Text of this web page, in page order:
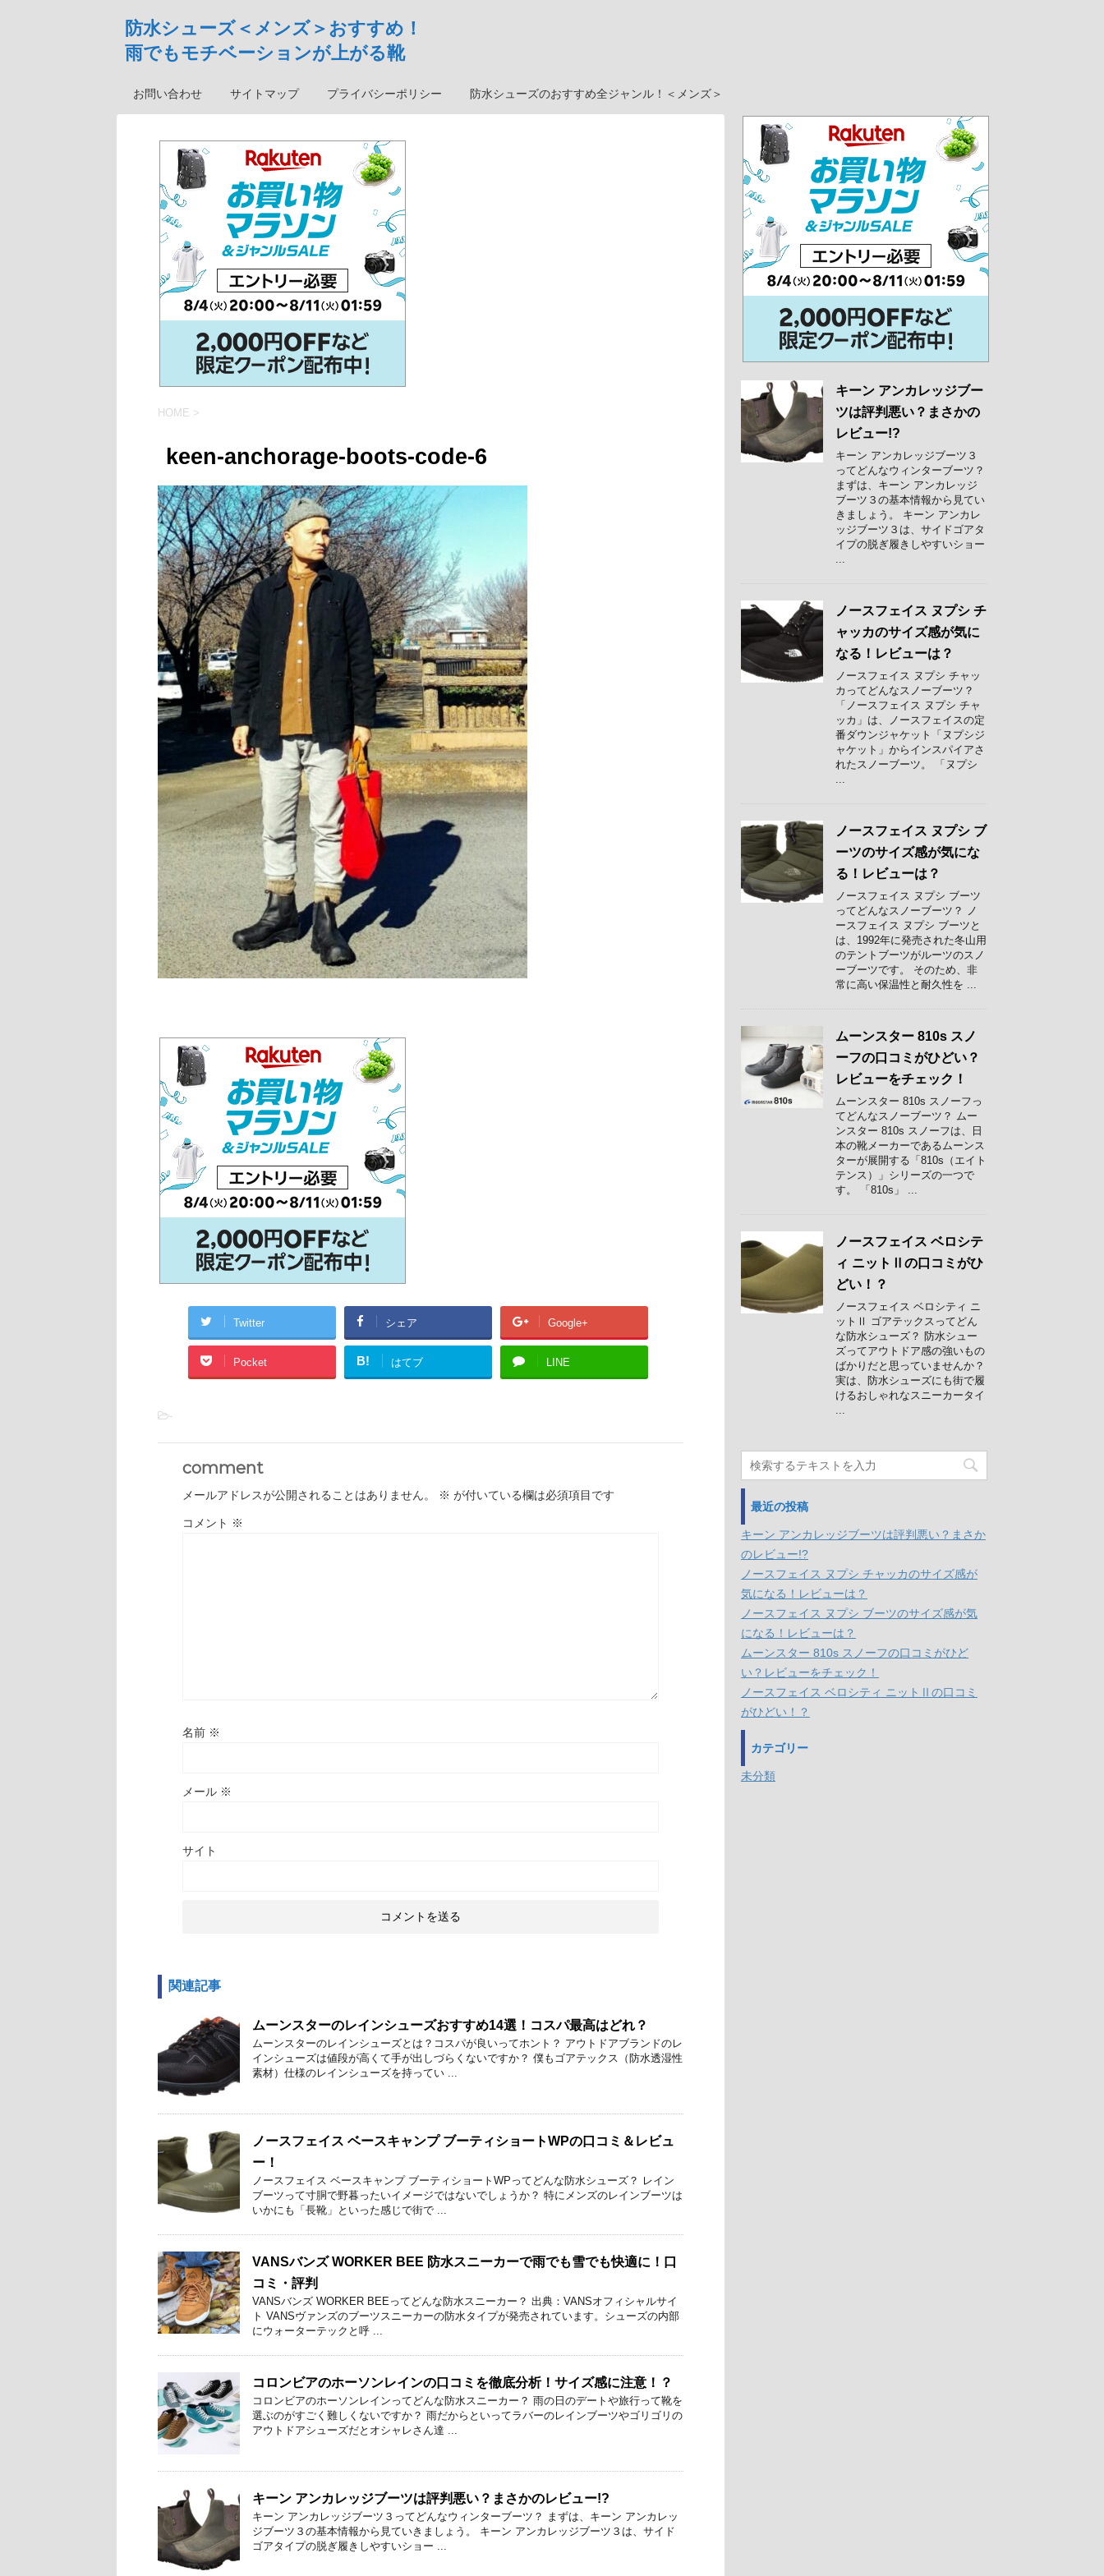
防水シューズ＜メンズ＞おすすめ！
雨でもモチベーションが上がる靴
お問い合わせ サイトマップ プライバシーポリシー 防水シューズのおすすめ全ジャンル！＜メンズ＞
HOME >
keen-anchorage-boots-code-6
Twitter シェア Google+
Pocket B! はてブ LINE
-
comment
メールアドレスが公開されることはありません。 ※ が付いている欄は必須項目です
コメント ※
名前 ※
メール ※
サイト
関連記事
ムーンスターのレインシューズおすすめ14選！コスパ最高はどれ？
ムーンスターのレインシューズとは？コスパが良いってホント？ アウトドアブランドのレ
インシューズは値段が高くて手が出しづらくないですか？ 僕もゴアテックス（防水透湿性
素材）仕様のレインシューズを持ってい ...
ノースフェイス ベースキャンプ ブーティショートWPの口コミ＆レビュ
ー！
ノースフェイス ベースキャンプ ブーティショートWPってどんな防水シューズ？ レイン
ブーツって寸胴で野暮ったいイメージではないでしょうか？ 特にメンズのレインブーツは
いかにも「長靴」といった感じで街で ...
VANSバンズ WORKER BEE 防水スニーカーで雨でも雪でも快適に！口
コミ・評判
VANSバンズ WORKER BEEってどんな防水スニーカー？ 出典：VANSオフィシャルサイ
ト VANSヴァンズのブーツスニーカーの防水タイプが発売されています。シューズの内部
にウォーターテックと呼 ...
コロンビアのホーソンレインの口コミを徹底分析！サイズ感に注意！？
コロンビアのホーソンレインってどんな防水スニーカー？ 雨の日のデートや旅行って靴を
選ぶのがすごく難しくないですか？ 雨だからといってラバーのレインブーツやゴリゴリの
アウトドアシューズだとオシャレさん達 ...
キーン アンカレッジブーツは評判悪い？まさかのレビュー!?
キーン アンカレッジブーツ３ってどんなウィンターブーツ？ まずは、キーン アンカレッ
ジブーツ３の基本情報から見ていきましょう。 キーン アンカレッジブーツ３は、サイド
ゴアタイプの脱ぎ履きしやすいショー ...
キーン アンカレッジブー
ツは評判悪い？まさかの
レビュー!?
キーン アンカレッジブーツ３
ってどんなウィンターブーツ？
まずは、キーン アンカレッジ
ブーツ３の基本情報から見てい
きましょう。 キーン アンカレ
ッジブーツ３は、サイドゴアタ
イプの脱ぎ履きしやすいショー
...
ノースフェイス ヌプシ チ
ャッカのサイズ感が気に
なる！レビューは？
ノースフェイス ヌプシ チャッ
カってどんなスノーブーツ？
「ノースフェイス ヌプシ チャ
ッカ」は、ノースフェイスの定
番ダウンジャケット「ヌプシジ
ャケット」からインスパイアさ
れたスノーブーツ。 「ヌプシ
...
ノースフェイス ヌプシ ブ
ーツのサイズ感が気にな
る！レビューは？
ノースフェイス ヌプシ ブーツ
ってどんなスノーブーツ？ ノ
ースフェイス ヌプシ ブーツと
は、1992年に発売された冬山用
のテントブーツがルーツのスノ
ーブーツです。 そのため、非
常に高い保温性と耐久性を ...
ムーンスター 810s スノ
ーフの口コミがひどい？
レビューをチェック！
ムーンスター 810s スノーフっ
てどんなスノーブーツ？ ムー
ンスター 810s スノーフは、日
本の靴メーカーであるムーンス
ターが展開する「810s（エイト
テンス）」シリーズの一つで
す。 「810s」 ...
ノースフェイス ベロシテ
ィ ニットⅡの口コミがひ
どい！？
ノースフェイス ベロシティ ニ
ットⅡ ゴアテックスってどん
な防水シューズ？ 防水シュー
ズってアウトドア感の強いもの
ばかりだと思っていませんか？
実は、防水シューズにも街で履
けるおしゃれなスニーカータイ
...
最近の投稿
キーン アンカレッジブーツは評判悪い？まさか
のレビュー!?
ノースフェイス ヌプシ チャッカのサイズ感が
気になる！レビューは？
ノースフェイス ヌプシ ブーツのサイズ感が気
になる！レビューは？
ムーンスター 810s スノーフの口コミがひど
い？レビューをチェック！
ノースフェイス ベロシティ ニットⅡの口コミ
がひどい！？
カテゴリー
未分類